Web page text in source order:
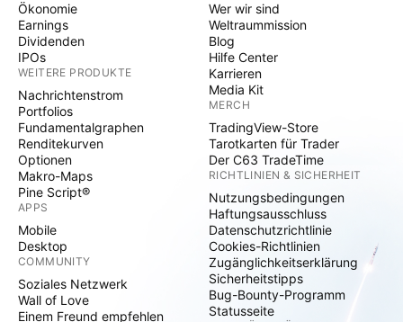
Ökonomie
Earnings
Dividenden
IPOs
WEITERE PRODUKTE
Nachrichtenstrom
Portfolios
Fundamentalgraphen
Renditekurven
Optionen
Makro-Maps
Pine Script®
APPS
Mobile
Desktop
COMMUNITY
Soziales Netzwerk
Wall of Love
Einem Freund empfehlen
Wer wir sind
Weltraummission
Blog
Hilfe Center
Karrieren
Media Kit
MERCH
TradingView-Store
Tarotkarten für Trader
Der C63 TradeTime
RICHTLINIEN & SICHERHEIT
Nutzungsbedingungen
Haftungsausschluss
Datenschutzrichtlinie
Cookies-Richtlinien
Zugänglichkeitserklärung
Sicherheitstipps
Bug-Bounty-Programm
Statusseite